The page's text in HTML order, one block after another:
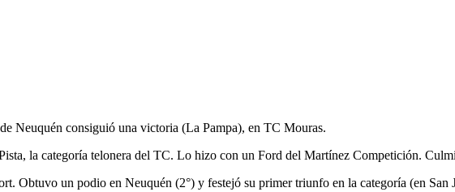
Neuquén consiguió una victoria (La Pampa), en TC Mouras.
la categoría telonera del TC. Lo hizo con un Ford del Martínez Competición.
Obtuvo un podio en Neuquén (2°) y festejó su primer triunfo en la categoría (en